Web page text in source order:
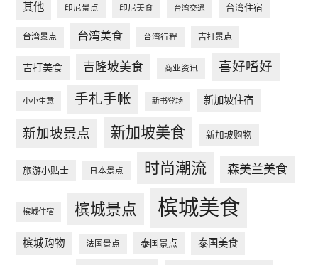
其他 印尼景点 印尼美食 台湾交通 台湾住宿
台湾景点 台湾美食 台湾行程 吉打景点
吉打美食 吉隆坡美食 商业资讯 喜好嗜好
小小生意 手札手帐 新书登场 新加坡住宿
新加坡景点 新加坡美食 新加坡购物
旅游小贴士 日本景点 时尚潮流 森美兰美食
槟城住宿 槟城景点 槟城美食
槟城购物 法国景点 泰国景点 泰国美食